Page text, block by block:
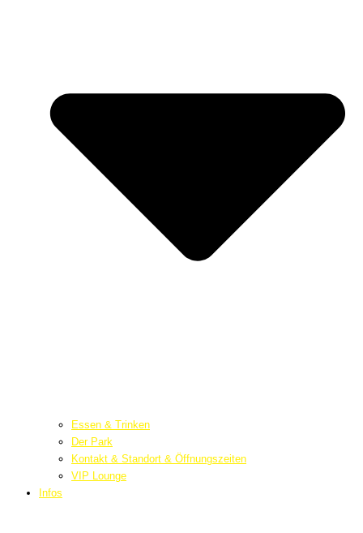
Essen & Trinken
Der Park
Kontakt & Standort & Öffnungszeiten
VIP Lounge
Infos